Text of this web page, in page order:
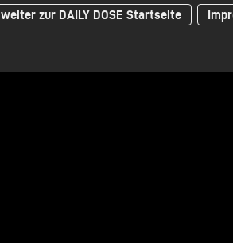
weiter zur DAILY DOSE Startseite